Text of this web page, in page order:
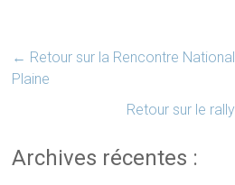
← Retour sur la Rencontre
Plaine
Retour sur le
Archives récentes :